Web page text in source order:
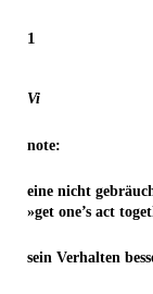
1
Vi
note:
eine nicht
»get one’s act
sein Ver­hal­ten